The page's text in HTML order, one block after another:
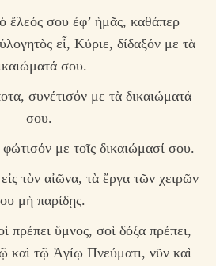
ἔλεός σου ἐφ’ ἡμᾶς, καθάπερ
εἶ, Κύριε, δίδαξόν με τὰ
σου.
συνέτισόν με τὰ δικαιώματά
σου.
με τοῖς δικαιώμασί σου.
τὸν αἰῶνα, τὰ ἔργα τῶν χειρῶν
μὴ παρίδῃς.
πρέπει ὕμνος, σοὶ δόξα πρέπει,
καὶ τῷ Ἁγίῳ Πνεύματι, νῦν καὶ